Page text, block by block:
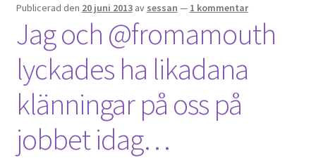
Publicerad den 20 juni 2013 av sessan — 1 kommentar
Jag och @fromamouth
lyckades ha likadana
klänningar på oss på
jobbet idag…